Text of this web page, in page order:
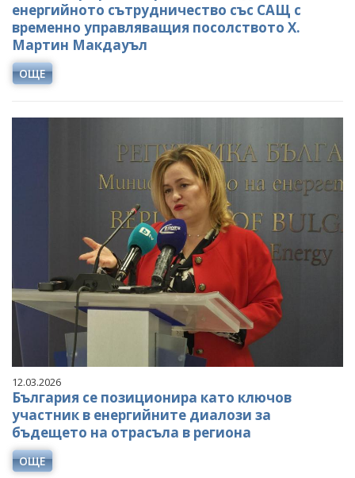
енергийното сътрудничество със САЩ с
временно управляващия посолството Х.
Мартин Макдауъл
ОЩЕ
12.03.2026
България се позиционира като ключов
участник в енергийните диалози за
бъдещето на отрасъла в региона
ОЩЕ